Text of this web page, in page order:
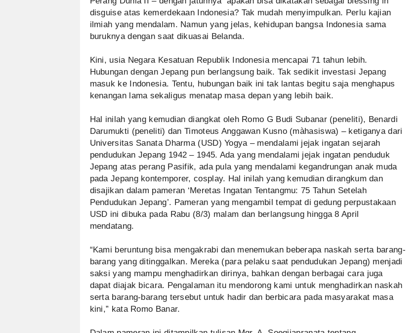
disguise atas kemerdekaan Indonesia? Tak mudah menyimpulkan. Perlu kajian
ilmiah yang mendalam. Namun yang jelas, kehidupan bangsa Indonesia sama
buruknya dengan saat dikuasai Belanda.
Kini, usia Negara Kesatuan Republik Indonesia mencapai 71 tahun lebih.
Hubungan dengan Jepang pun berlangsung baik. Tak sedikit investasi Jepang
masuk ke Indonesia. Tentu, hubungan baik ini tak lantas begitu saja menghapus
kenangan lama sekaligus menatap masa depan yang lebih baik.
Hal inilah yang kemudian diangkat oleh Romo G Budi Subanar (peneliti), Benardi
Darumukti (peneliti) dan Timoteus Anggawan Kusno (màhasiswa) – ketiganya dari
Universitas Sanata Dharma (USD) Yogya – mendalami jejak ingatan sejarah
pendudukan Jepang 1942 – 1945. Ada yang mendalami jejak ingatan penduduk
Jepang atas perang Pasifik, ada pula yang mendalami kegandrungan anak muda
pada Jepang kontemporer, cosplay. Hal inilah yang kemudian dirangkum dan
disajikan dalam pameran ‘Meretas Ingatan Tentangmu: 75 Tahun Setelah
Pendudukan Jepang’. Pameran yang mengambil tempat di gedung perpustakaan
USD ini dibuka pada Rabu (8/3) malam dan berlangsung hingga 8 April
mendatang.
“Kami beruntung bisa mengakrabi dan menemukan beberapa naskah serta barang-
barang yang ditinggalkan. Mereka (para pelaku saat pendudukan Jepang) menjadi
saksi yang mampu menghadirkan dirinya, bahkan dengan berbagai cara juga
dapat diajak bicara. Pengalaman itu mendorong kami untuk menghadirkan naskah
serta barang-barang tersebut untuk hadir dan berbicara pada masyarakat masa
kini,” kata Romo Banar.